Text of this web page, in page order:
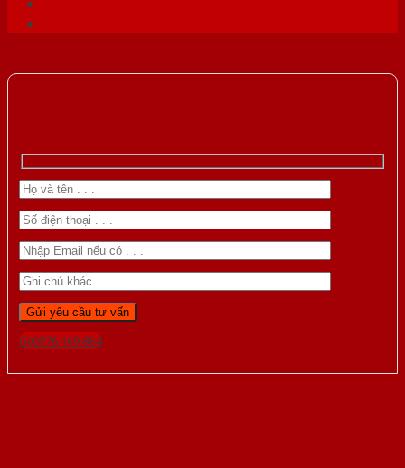
Gọi 0976.169.864